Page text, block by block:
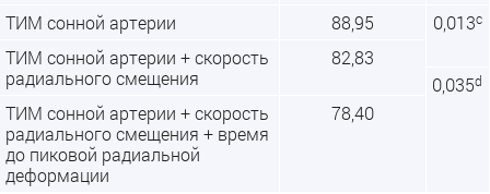
ТИМ сонной артерии 88,95 0,013c
ТИМ сонной артерии + скорость
радиального смещения
82,83
0,035d
ТИМ сонной артерии + скорость
радиального смещения + время
до пиковой радиальной
деформации
78,40